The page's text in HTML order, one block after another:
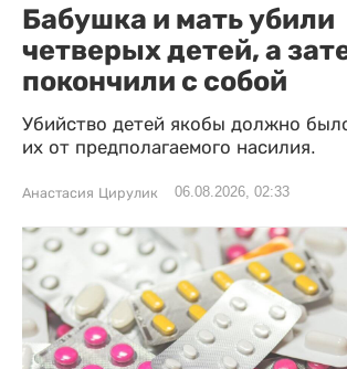
Бабушка и мать убили
четверых детей, а
покончили с собой
Убийство детей якобы должно
их от предполагаемого насилия.
Анастасия Цирулик 06.08.2026, 02:33